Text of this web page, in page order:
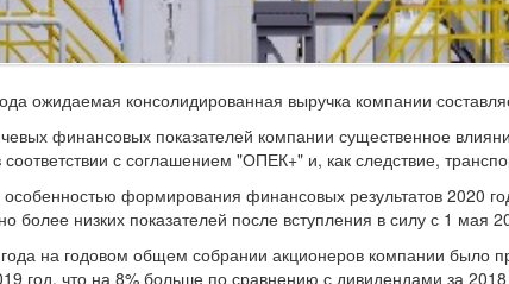
ожидаемая консолидированная выручка компании
финансовых показателей компании существенное
с соглашением "ОПЕК+" и, как следствие,
формирования финансовых результатов 2020
более низких показателей после вступления в силу с 1 мая
на годовом общем собрании акционеров компании было
год, что на 8% больше по сравнению с дивидендами за